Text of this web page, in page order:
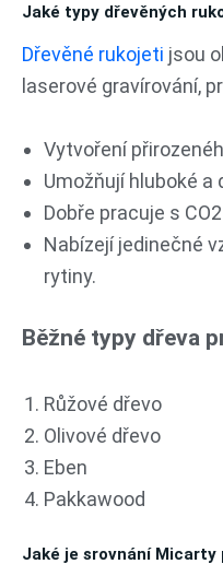
Jaké typy dřevěných
Dřevěné rukojeti jsou
laserové gravírování,
Vytvoření
Umožňují hluboké a
Dobře pracuje s
Nabízejí jedinečné
rytiny.
Běžné typy dřeva
Růžové dřevo
Olivové dřevo
Eben
Pakkawood
Jaké je srovnání Micarty